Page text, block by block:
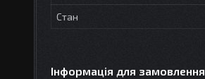
Стан
Інформація для замовлення